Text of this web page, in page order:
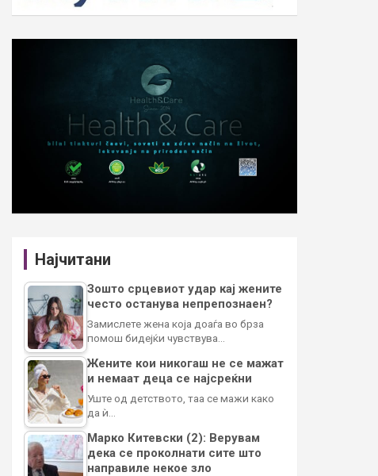
Најчитани
Зошто срцевиот удар кај жените
често останува непрепознаен?
Замислете жена која доаѓа во брза
помош бидејќи чувствува…
Жените кои никогаш не се мажат
и немаат деца се најсреќни
Уште од детството, таа се мажи како
да ѝ…
Марко Китевски (2): Верувам
дека се проколнати сите што
направиле некое зло